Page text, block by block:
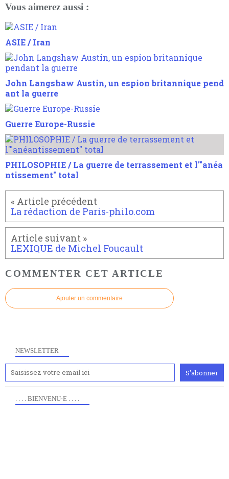
Vous aimerez aussi :
ASIE / Iran
John Langshaw Austin, un espion britannique pend
ant la guerre
Guerre Europe-Russie
PHILOSOPHIE / La guerre de terrassement et l'"anéa
ntissement" total
La rédaction de Paris-philo.com
LEXIQUE de Michel Foucault
COMMENTER CET ARTICLE
Ajouter un commentaire
NEWSLETTER
. . . . BIENVENU·E . . . .